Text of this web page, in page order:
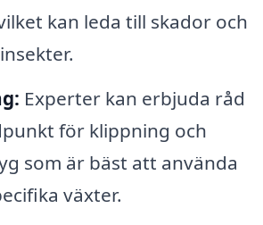
kan leda till skador och
Experter kan erbjuda råd
för klippning och
som är bäst att använda
växter.